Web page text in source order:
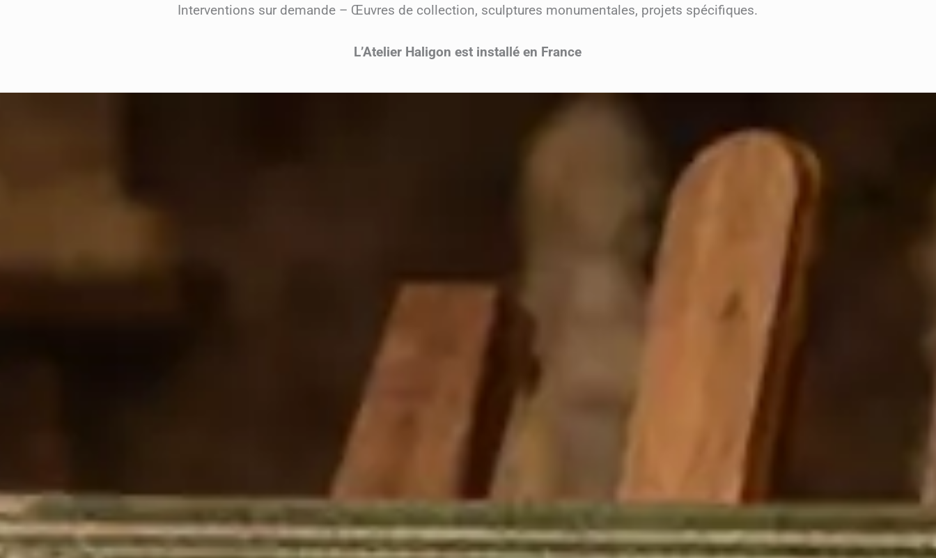
Interventions sur demande – Œuvres de collection, sculptures monumentales, projets spécifiques.
L’Atelier Haligon est installé en France